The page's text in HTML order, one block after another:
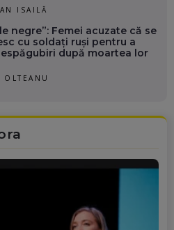
ISAILĂ
negre”: Femei acuzate că se
cu soldați ruși pentru a
după moartea lor